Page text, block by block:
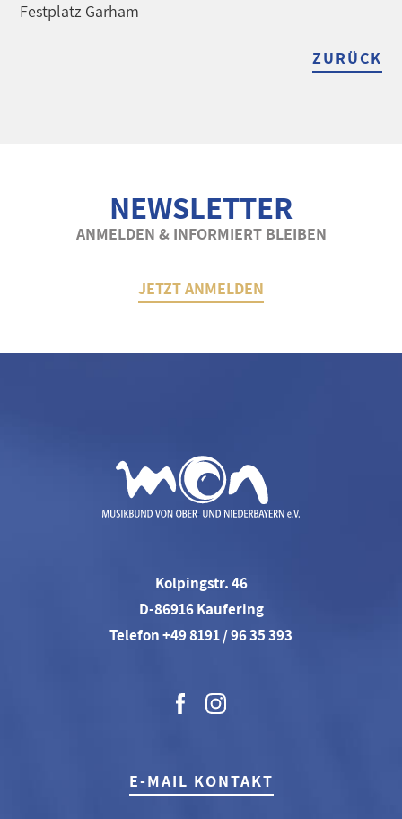
Festplatz Garham
ZURÜCK
NEWSLETTER
ANMELDEN & INFORMIERT BLEIBEN
JETZT ANMELDEN
Kolpingstr. 46
D-86916 Kaufering
Telefon +49 8191 / 96 35 393
E-MAIL KONTAKT